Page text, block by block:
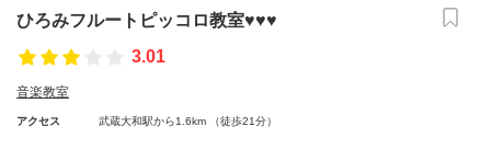
ひろみフルートピッコロ教室♥♥♥
3.01
音楽教室
アクセス 武蔵大和駅から1.6km （徒歩21分）